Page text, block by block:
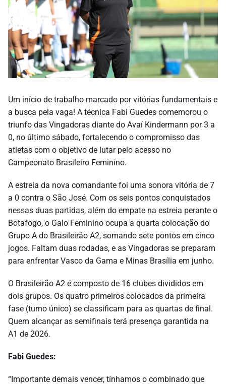
Um início de trabalho marcado por vitórias fundamentais e
a busca pela vaga! A técnica Fabi Guedes comemorou o
triunfo das Vingadoras diante do Avaí Kindermann por 3 a
0, no último sábado, fortalecendo o compromisso das
atletas com o objetivo de lutar pelo acesso no
Campeonato Brasileiro Feminino.
A estreia da nova comandante foi uma sonora vitória de 7
a 0 contra o São José. Com os seis pontos conquistados
nessas duas partidas, além do empate na estreia perante o
Botafogo, o Galo Feminino ocupa a quarta colocação do
Grupo A do Brasileirão A2, somando sete pontos em cinco
jogos. Faltam duas rodadas, e as Vingadoras se preparam
para enfrentar Vasco da Gama e Minas Brasília em junho.
O Brasileirão A2 é composto de 16 clubes divididos em
dois grupos. Os quatro primeiros colocados da primeira
fase (turno único) se classificam para as quartas de final.
Quem alcançar as semifinais terá presença garantida na
A1 de 2026.
Fabi Guedes:
“Importante demais vencer, tínhamos o combinado que